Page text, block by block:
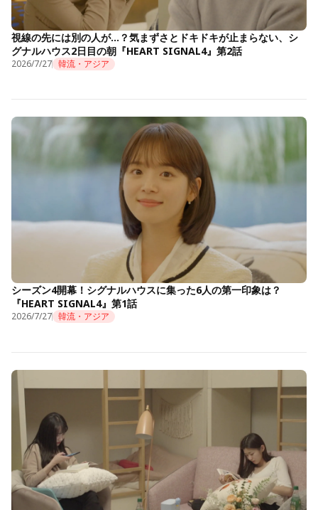
視線の先には別の人が…？気まずさとドキドキが止まらない、シ
グナルハウス2日目の朝『HEART SIGNAL4』第2話
2026/7/27 韓流・アジア
シーズン4開幕！シグナルハウスに集った6人の第一印象は？
『HEART SIGNAL4』第1話
2026/7/27 韓流・アジア